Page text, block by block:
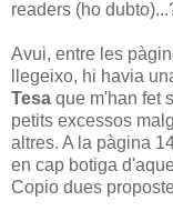
readers (ho
Avui, entre les
llegeixo, hi havia
Tesa que m'han fet
petits excessos
altres. A la pàgina
en cap botiga
Copio dues